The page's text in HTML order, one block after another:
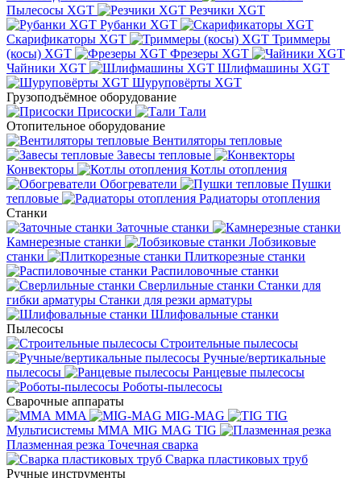
Пылесосы XGT
Резчики XGT
Рубанки XGT
Скарификаторы XGT
Триммеры
(косы) XGT
Фрезеры XGT
Чайники XGT
Шлифмашины XGT
Шуруповёрты XGT
Грузоподъёмное оборудование
Присоски
Тали
Отопительное оборудование
Вентиляторы тепловые
Завесы тепловые
Конвекторы
Котлы отопления
Обогреватели
Пушки
тепловые
Радиаторы отопления
Станки
Заточные станки
Камнерезные станки
Лобзиковые
станки
Плиткорезные станки
Распиловочные станки
Сверлильные станки Станки для
гибки арматуры Станки для резки арматуры
Шлифовальные станки
Пылесосы
Строительные пылесосы
Ручные/вертикальные
пылесосы
Ранцевые пылесосы
Роботы-пылесосы
Сварочные аппараты
MMA
MIG-MAG
TIG
Мультисистемы ММА MIG MAG TIG
Плазменная резка Точечная сварка
Cварка пластиковых труб
Ручные инструменты